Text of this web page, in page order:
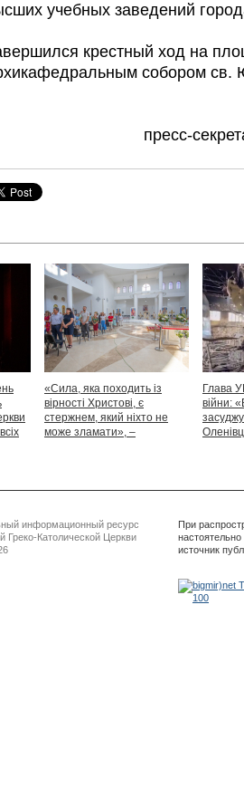
учебных заведений
крестный ход на
собором св.
пресс-
«Сила, яка походить із
вірності Христові, є
стержнем, який ніхто не
може зламати», –
Глава
війни:
информационный ресурс
Греко-Католической Церкви
При
источник